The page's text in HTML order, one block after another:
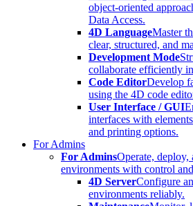
object-oriented
Data Access.
4D LanguageMaster
clear, structured, and
Development Mode
collaborate efficiently
Code EditorDevelop
using the 4D code
User Interface / GUI
interfaces with
and printing options.
For Admins
For AdminsOperate, deploy,
environments with control
4D ServerConfigure
environments reliably.